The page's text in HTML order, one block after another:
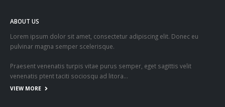
ABOUT US
Lorem ipsum dolor sit amet, consectetur adipiscing elit. Donec eu
pulvinar magna semper scelerisque.
Praesent venenatis turpis vitae purus semper, eget sagittis velit
venenatis ptent taciti sociosqu ad litora…
VIEW MORE